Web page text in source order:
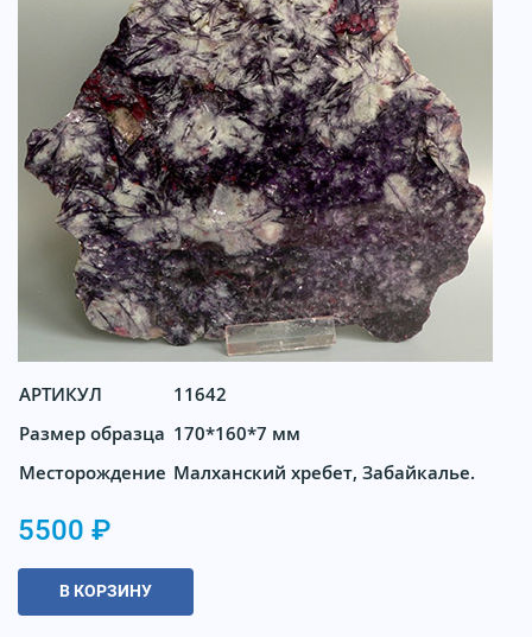
АРТИКУЛ
11642
Размер образца 170*160*7 мм
Месторождение Малханский хребет, Забайкалье.
5500 ₽
В КОРЗИНУ